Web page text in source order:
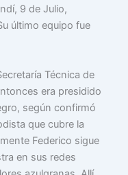
9 de Julio,
último equipo fue
Técnica de
era presidido
según confirmó
que cubre la
Federico sigue
en sus redes